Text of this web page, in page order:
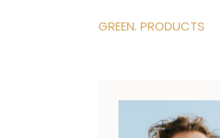
GREEN PRODUCTS